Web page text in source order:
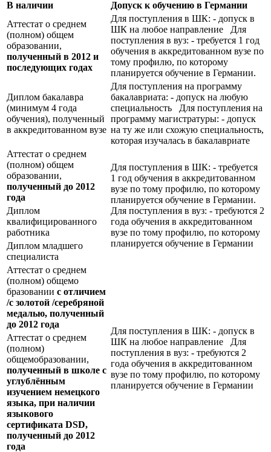
В наличии
Допуск к обучению в Германии
Аттестат о среднем
(полном) общем
образовании,
полученный в 2012 и
последующих годах
Для поступления в ШК: - допуск в
ШК на любое направление Для
поступления в вуз: - требуется 1 год
обучения в аккредитованном вузе по
тому профилю, по которому
планируется обучение в Германии.
Диплом бакалавра
(минимум 4 года
обучения), полученный
в аккредитованном вузе
Для поступления на программу
бакалавриата: - допуск на любую
специальность Для поступления на
программу магистратуры: - допуск
на ту же или схожую специальность,
которая изучалась в бакалавриате
Аттестат о среднем
(полном) общем
образовании,
полученный до 2012
года
Для поступления в ШК: - требуется
1 год обучения в аккредитованном
вузе по тому профилю, по которому
планируется обучение в Германии.
Для поступления в вуз: - требуются 2
года обучения в аккредитованном
вузе по тому профилю, по которому
планируется обучение в Германии
Диплом
квалифицированного
работника
Диплом младшего
специалиста
Аттестат о среднем
(полном) общемо
бразовании с отличием
/с золотой /серебряной
медалью, полученный
до 2012 года
Для поступления в ШК: - допуск в
ШК на любое направление Для
поступления в вуз: - требуются 2
года обучения в аккредитованном
вузе по тому профилю, по которому
планируется обучение в Германии
Аттестат о среднем
(полном)
общемобразовании,
полученный в школе с
углублённым
изучением немецкого
языка, при наличии
языкового
сертификата DSD,
полученный до 2012
года